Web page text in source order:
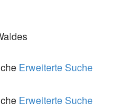
Erweiterte Suche
Erweiterte Suche